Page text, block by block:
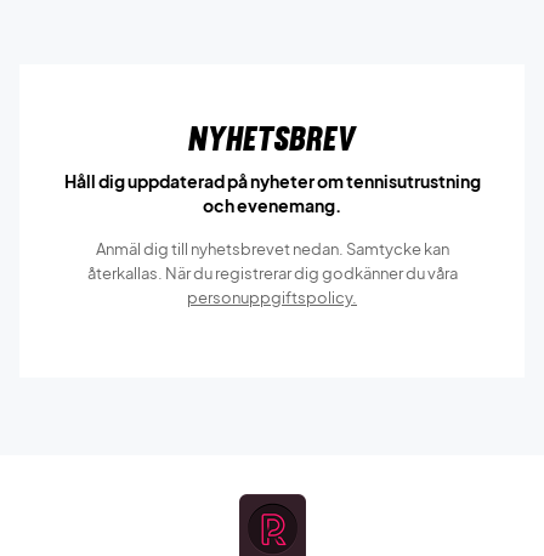
Nyhetsbrev
Håll dig uppdaterad på nyheter om tennisutrustning
och evenemang.
Anmäl dig till nyhetsbrevet nedan. Samtycke kan
återkallas. När du registrerar dig godkänner du våra
personuppgiftspolicy.